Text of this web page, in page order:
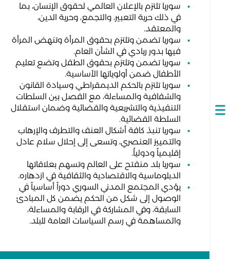
Open
سوريا تلتزم بالإعلان العالمي لحقوق الإنسان، بما
في ذلك حرية التعبير، والتجمع، وحرية الدين،
والمعتقد.
سوريا تضمن وتلتزم بحقوق المرأة وتنهض المرأة
فيها بدور ريادي في الشأن العام.
سوريا تضمن وتلتزم بحقوق الطفل وتضع تعليم
الأطفال ضمن أولوياتها الأساسية.
سوريا تلتزم بالحكم الديمقراطي وسيادة القانون
والشفافية والمساءلة، مع الفصل بين السلطات
التنفيذية والتشريعية والقضائية وضمان استقلال
السلطة القضائية.
سوريا تنبذ كافة أشكال العنف والتطرف والإرهاب
والتمييز العنصري، وتسعى إلى إحلال سلام عادل
إقليمياً ودولياُ.
سوريا بلد منفتح على العالم وتسهم بعلاقاتها
الدبلوماسية والاقتصادية والثقافية في ازدهاره.
يؤدي المجتمع المدني السوري دوراً أساسياً في
الوصول إلى شكل من الحكم يضمن كل المبادئ
السابقة، وفي المشاركة في الرقابة والمساءلة،
والمساهمة في رسم السياسات العامة للبلد.